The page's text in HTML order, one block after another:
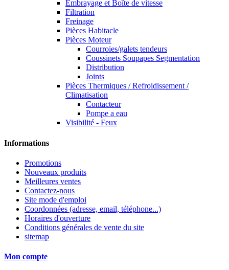
Embrayage et Boîte de vitesse
Filtration
Freinage
Pièces Habitacle
Pièces Moteur
Courroies/galets tendeurs
Coussinets Soupapes Segmentation
Distribution
Joints
Pièces Thermiques / Refroidissement /
Climatisation
Contacteur
Pompe a eau
Visibilité - Feux
Informations
Promotions
Nouveaux produits
Meilleures ventes
Contactez-nous
Site mode d'emploi
Coordonnées (adresse, email, téléphone...)
Horaires d'ouverture
Conditions générales de vente du site
sitemap
Mon compte